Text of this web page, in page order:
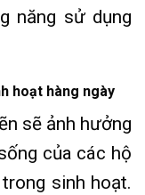
năng sử dụng
hoạt hàng ngày
sẽ ảnh hưởng
của các hộ
sinh hoạt.